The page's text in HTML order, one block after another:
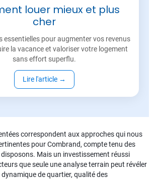
louer mieux et plus
cher
essentielles pour augmenter vos revenus
la vacance et valoriser votre logement
sans effort superflu.
Lire l'article →
correspondent aux approches qui nous
pour Combrand, compte tenu des
Mais un investissement réussi
que seule une analyse terrain peut révéler
dynamique de quartier, qualité des